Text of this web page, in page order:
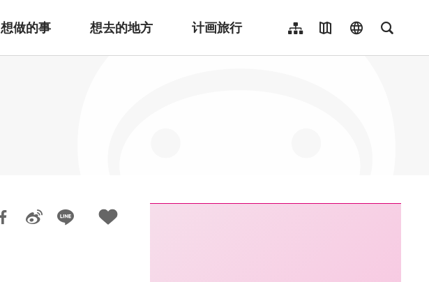
想做的事 想去的地方 计画旅行
网站导览地图导览language全文检
:::